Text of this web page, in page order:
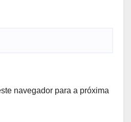
navegador para a próxima